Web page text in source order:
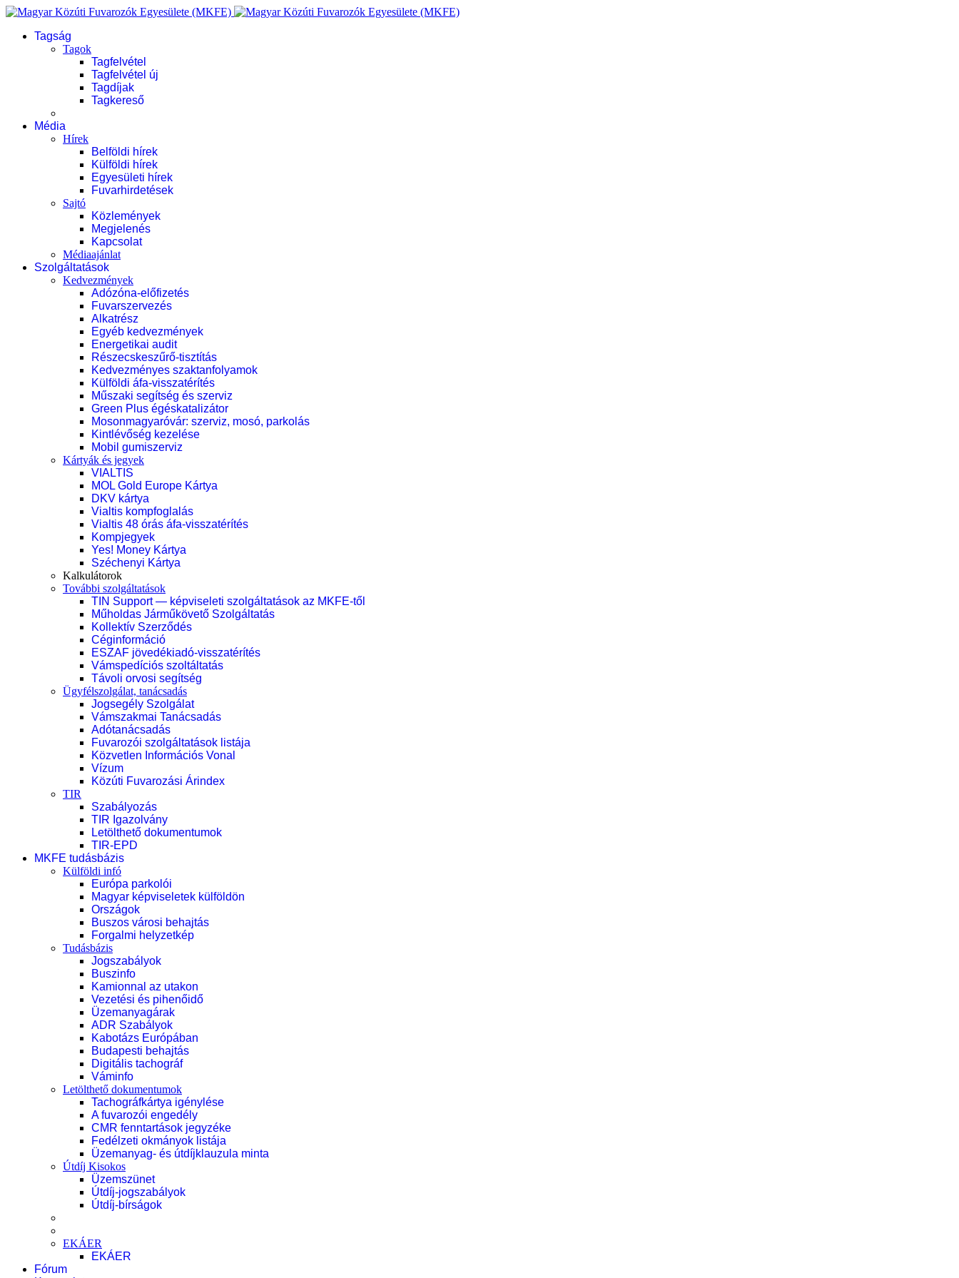
Tagság
Tagok
Tagfelvétel
Tagfelvétel új
Tagdíjak
Tagkereső
Média
Hírek
Belföldi hírek
Külföldi hírek
Egyesületi hírek
Fuvarhirdetések
Sajtó
Közlemények
Megjelenés
Kapcsolat
Médiaajánlat
Szolgáltatások
Kedvezmények
Adózóna-előfizetés
Fuvarszervezés
Alkatrész
Egyéb kedvezmények
Energetikai audit
Részecskeszűrő-tisztítás
Kedvezményes szaktanfolyamok
Külföldi áfa-visszatérítés
Műszaki segítség és szerviz
Green Plus égéskatalizátor
Mosonmagyaróvár: szerviz, mosó, parkolás
Kintlévőség kezelése
Mobil gumiszerviz
Kártyák és jegyek
VIALTIS
MOL Gold Europe Kártya
DKV kártya
Vialtis kompfoglalás
Vialtis 48 órás áfa-visszatérítés
Kompjegyek
Yes! Money Kártya
Széchenyi Kártya
Kalkulátorok
További szolgáltatások
TIN Support — képviseleti szolgáltatások az MKFE-től
Műholdas Járműkövető Szolgáltatás
Kollektív Szerződés
Céginformáció
ESZAF jövedékiadó-visszatérítés
Vámspedíciós szoltáltatás
Távoli orvosi segítség
Ügyfélszolgálat, tanácsadás
Jogsegély Szolgálat
Vámszakmai Tanácsadás
Adótanácsadás
Fuvarozói szolgáltatások listája
Közvetlen Információs Vonal
Vízum
Közúti Fuvarozási Árindex
TIR
Szabályozás
TIR Igazolvány
Letölthető dokumentumok
TIR-EPD
MKFE tudásbázis
Külföldi infó
Európa parkolói
Magyar képviseletek külföldön
Országok
Buszos városi behajtás
Forgalmi helyzetkép
Tudásbázis
Jogszabályok
Buszinfo
Kamionnal az utakon
Vezetési és pihenőidő
Üzemanyagárak
ADR Szabályok
Kabotázs Európában
Budapesti behajtás
Digitális tachográf
Váminfo
Letölthető dokumentumok
Tachográfkártya igénylése
A fuvarozói engedély
CMR fenntartások jegyzéke
Fedélzeti okmányok listája
Üzemanyag- és útdíjklauzula minta
Útdíj Kisokos
Üzemszünet
Útdíj-jogszabályok
Útdíj-bírságok
EKÁER
EKÁER
Fórum